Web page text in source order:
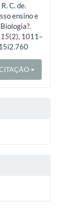
C. de.
ensino e
15(2), 1011–